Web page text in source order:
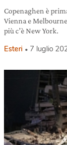
Copenaghen è
Vienna e
più c’è New York.
Esteri 7 luglio